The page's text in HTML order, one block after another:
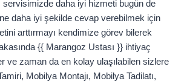
servisimizde daha iyi hizmeti bugün de
daha iyi şekilde cevap verebilmek için
arttırmayı kendimize görev bilerek
{{ Marangoz Ustası }} ihtiyaç
ve zaman da en kolay ulaşılabilen sizlere
Mobilya Montajı, Mobilya Tadilatı,